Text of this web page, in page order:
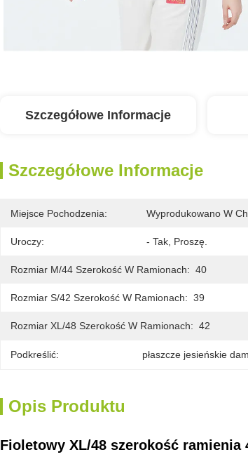
Szczegółowe Informacje
Szczegółowe Informacje
Miejsce Pochodzenia: Wyprodukowano W
Uroczy: - Tak, Proszę.
Rozmiar M/44 Szerokość W Ramionach: 40
Rozmiar S/42 Szerokość W Ramionach: 39
Rozmiar XL/48 Szerokość W Ramionach: 42
Podkreślić: płaszcze jesieńskie
Opis Produktu
Fioletowy XL/48 szerokość